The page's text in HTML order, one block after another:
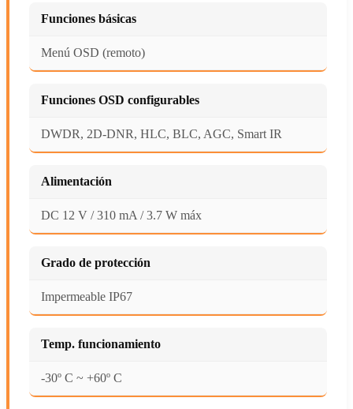
Funciones básicas
Menú OSD (remoto)
Funciones OSD configurables
DWDR, 2D-DNR, HLC, BLC, AGC, Smart IR
Alimentación
DC 12 V / 310 mA / 3.7 W máx
Grado de protección
Impermeable IP67
Temp. funcionamiento
-30º C ~ +60º C